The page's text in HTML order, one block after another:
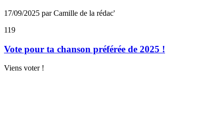
17/09/2025 par Camille de la rédac'
119
Vote pour ta chanson préférée de 2025 !
Viens voter !